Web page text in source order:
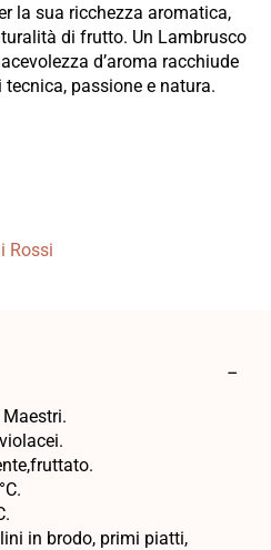
la sua ricchezza aromatica,
di frutto. Un Lambrusco
d’aroma racchiude
passione e natura.
Rossi
in brodo, primi piatti,